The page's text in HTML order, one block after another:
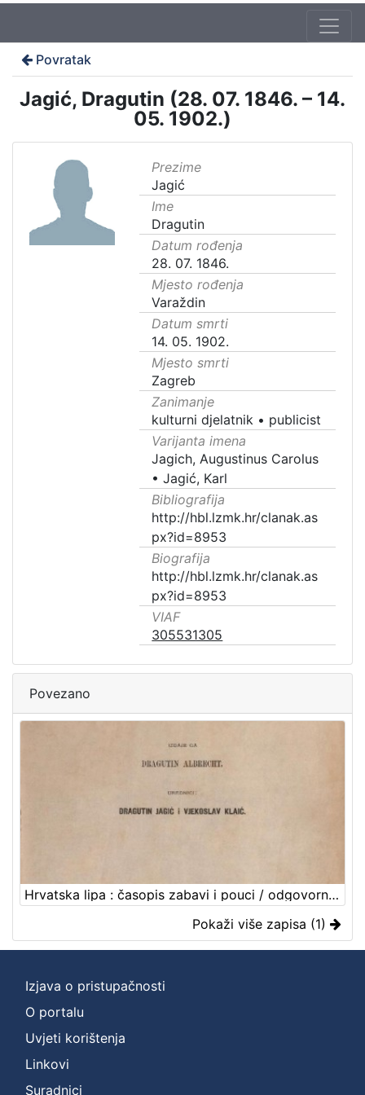
Povratak
Jagić, Dragutin (28. 07. 1846. – 14.
05. 1902.)
Prezime
Jagić
Ime
Dragutin
Datum rođenja
28. 07. 1846.
Mjesto rođenja
Varaždin
Datum smrti
14. 05. 1902.
Mjesto smrti
Zagreb
Zanimanje
kulturni djelatnik • publicist
Varijanta imena
Jagich, Augustinus Carolus
•Jagić, Karl
Bibliografija
http://hbl.lzmk.hr/clanak.as
px?id=8953
Biografija
http://hbl.lzmk.hr/clanak.as
px?id=8953
VIAF
305531305
Povezano
Hrvatska lipa : časopis zabavi i pouci / odgovorni urednik Dragutin Jagić
Pokaži više zapisa (1)
Izjava o pristupačnosti
O portalu
Uvjeti korištenja
Linkovi
Suradnici